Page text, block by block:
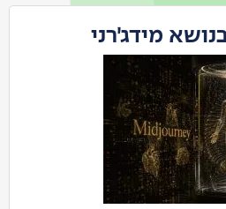
מידג׳רני